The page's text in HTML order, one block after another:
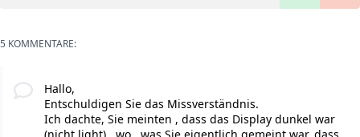
5 KOMMENTARE:
Hallo,
Entschuldigen Sie das Missverständnis.
Ich dachte, Sie meinten , dass das Display dunkel war